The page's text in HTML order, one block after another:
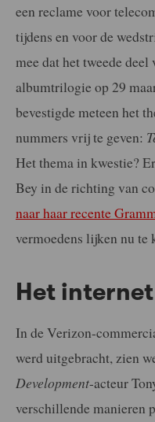
een reclame voor
tijdens en voor de
mee dat het tweede deel
albumtrilogie op 29
bevestigde meteen het
nummers vrij te geven:
Het thema in kwestie?
Bey in de richting van
naar haar recente
vermoedens lijken nu te
Het
In de Verizon-
werd uitgebracht, zien
Development-acteur
verschillende manieren